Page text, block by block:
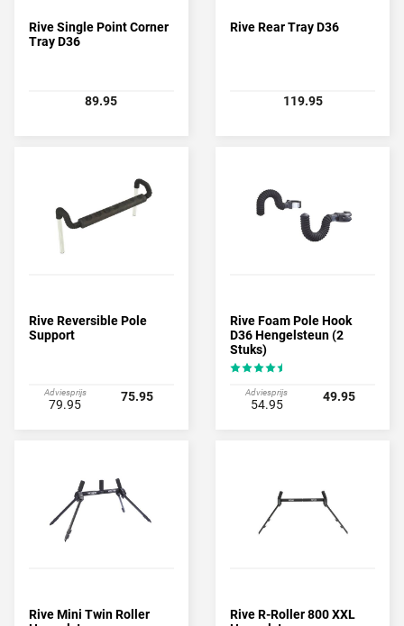
Rive Single Point Corner
Tray D36
89.95
Rive Rear Tray D36
119.95
Rive Reversible Pole
Support
Adviesprijs
79.95
75.95
Rive Foam Pole Hook
D36 Hengelsteun (2
Stuks)
Adviesprijs
54.95
49.95
Rive Mini Twin Roller
Rive R-Roller 800 XXL